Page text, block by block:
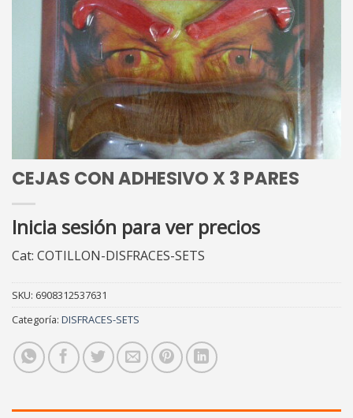
CEJAS CON ADHESIVO X 3 PARES
Inicia sesión para ver precios
Cat: COTILLON-DISFRACES-SETS
SKU: 6908312537631
Categoría: DISFRACES-SETS